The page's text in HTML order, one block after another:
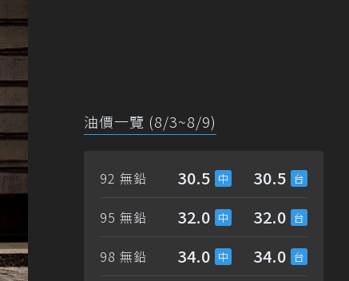
油價一覽 (8/3~8/9)
92 無鉛 30.5 30.5
95 無鉛 32.0 32.0
98 無鉛 34.0 34.0